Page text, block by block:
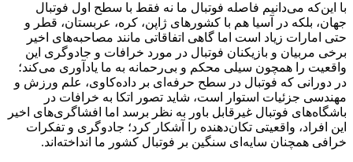
با این‌که می‌دانیم فاصله‌ فوتبال ما نه فقط با سطح اول فوتبال
جهان، بلکه در آسیا هم با کشورهای ژاپن، کره، عربستان، قطر و
حتی امارات زیاد است اما گاهی اتفاقاتی مانند مصاحبه‌های اخیر
برخی مربیان و بازیکنان فوتبال در مورد خرافات و جادوگری این
واقعیت را همچون سیلی محکم و بی‌رحمانه به ما یادآوری می‌کند؛
در دورانی که فوتبال در سطح حرفه‌ای بر داده‌کاوی، علم ورزش و
مهندسی جزئیات استوار است، شاید تصور اتکا به خرافات در
باشگاه‌های فوتبال غیرقابل‌ باور به نظر برسد اما افشاگری‌های اخیر
این افراد، واقعیتی تکان‌دهنده را آشکار کرد؛ جادوگری و تفکرات
خرافی همچنان سایه‌ای سنگین بر فوتبال کشور ما انداخته‌اند.